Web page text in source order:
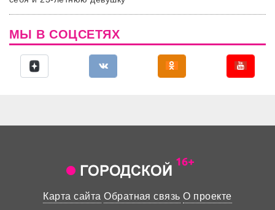
МЫ В СОЦСЕТЯХ
Карта сайта Обратная связь О проекте